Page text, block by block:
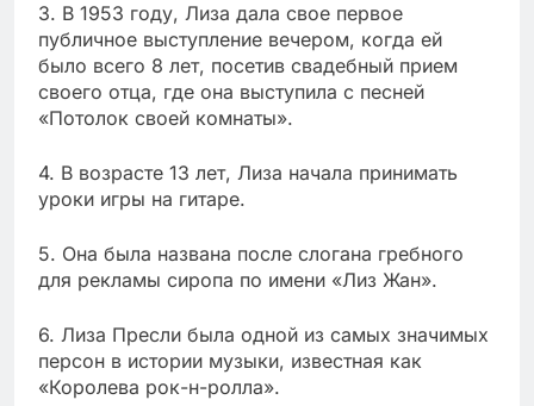
3. В 1953 году, Лиза дала свое первое
публичное выступление вечером, когда ей
было всего 8 лет, посетив свадебный прием
своего отца, где она выступила с песней
«Потолок своей комнаты».
4. В возрасте 13 лет, Лиза начала принимать
уроки игры на гитаре.
5. Она была названа после слогана гребного
для рекламы сиропа по имени «Лиз Жан».
6. Лиза Пресли была одной из самых значимых
персон в истории музыки, известная как
«Королева рок-н-ролла».